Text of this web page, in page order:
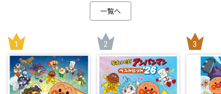
一覧へ